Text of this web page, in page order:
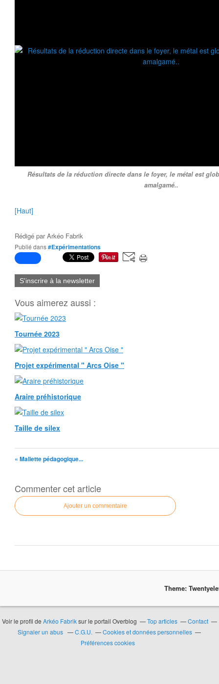
Résultats de la réduction directe dans le foyer, le métal est
amalgamé..
[Haut]
Rédigé parArkéo Fabrik
Publié dans#Expérimentations
S'inscrire à la newsletter
Vous aimerez aussi :
Tournée 2023
Projet expérimental " Arcs Oise "
Araire préhistorique
Taille de silex
« Mallette pédagogique...
Commenter cet article
Ajouter un commentaire
Theme:
Voir le profil de Arkéo Fabriksur le portail Overblog Top articles
Contact
Signaler un abus
C.G.U.
Cookies et données personnelles
Préférences cookies